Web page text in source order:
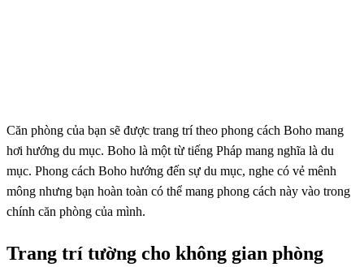
Căn phòng của bạn sẽ được trang trí theo phong cách Boho mang
hơi hướng du mục. Boho là một từ tiếng Pháp mang nghĩa là du
mục. Phong cách Boho hướng đến sự du mục, nghe có vẻ mênh
mông nhưng bạn hoàn toàn có thể mang phong cách này vào trong
chính căn phòng của mình.
Trang trí tường cho không gian phòng